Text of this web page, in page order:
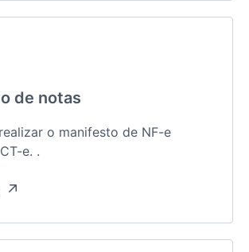
de notas
o manifesto de NF-e
e. .